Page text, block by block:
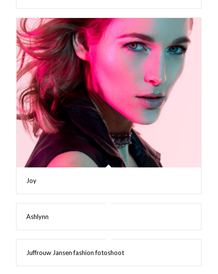
Joy
Ashlynn
Juffrouw Jansen fashion fotoshoot